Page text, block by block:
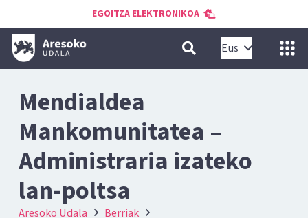
EGOITZA ELEKTRONIKOA
Eus
Mendialdea
Mankomunitatea –
Administraria izateko
lan-poltsa
Aresoko Udala
Berriak